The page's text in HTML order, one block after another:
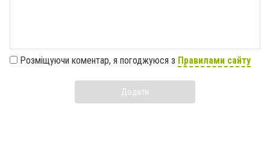
Розміщуючи коментар, я погоджуюся з Правилами сайту
Додати